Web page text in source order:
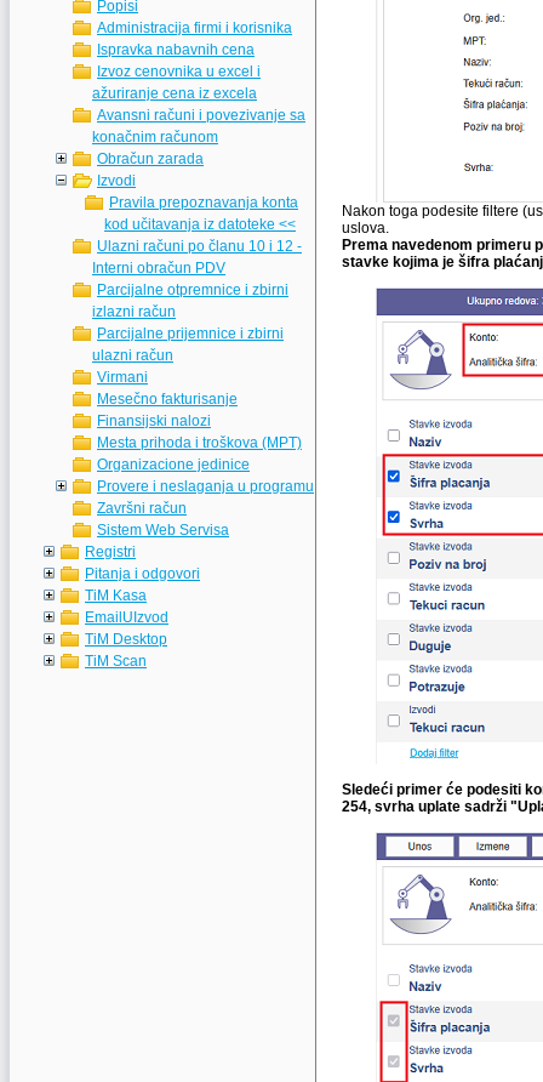
Popisi
Administracija firmi i korisnika
Ispravka nabavnih cena
Izvoz cenovnika u excel i
ažuriranje cena iz excela
Avansni računi i povezivanje sa
konačnim računom
Obračun zarada
Izvodi
Pravila prepoznavanja konta
kod učitavanja iz datoteke <<
Ulazni računi po članu 10 i 12 -
Interni obračun PDV
Parcijalne otpremnice i zbirni
izlazni račun
Parcijalne prijemnice i zbirni
ulazni račun
Virmani
Mesečno fakturisanje
Finansijski nalozi
Mesta prihoda i troškova (MPT)
Organizacione jedinice
Provere i neslaganja u programu
Završni račun
Sistem Web Servisa
Registri
Pitanja i odgovori
TiM Kasa
EmailUIzvod
TiM Desktop
TiM Scan
Nakon toga podesite filtere
uslova.
Prema navedenom primeru
stavke kojima je šifra
Sledeći primer će podesiti
254, svrha uplate sadrži